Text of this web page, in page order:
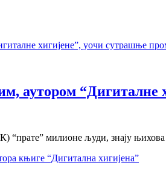
аутором “Дигиталне
“прате” милионе људи, знају